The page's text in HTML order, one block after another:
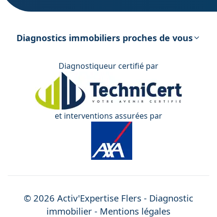
énergétique
Diagnostics immobiliers proches de vous
Diagnostiqueur certifié par
et interventions assurées par
© 2026 Activ'Expertise Flers - Diagnostic
immobilier - Mentions légales